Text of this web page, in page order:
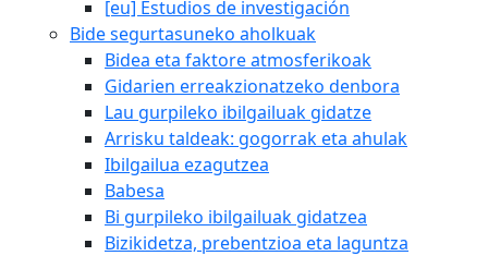
[eu] Estudios de investigación
Bide segurtasuneko aholkuak
Bidea eta faktore atmosferikoak
Gidarien erreakzionatzeko denbora
Lau gurpileko ibilgailuak gidatze
Arrisku taldeak: gogorrak eta ahulak
Ibilgailua ezagutzea
Babesa
Bi gurpileko ibilgailuak gidatzea
Bizikidetza, prebentzioa eta laguntza